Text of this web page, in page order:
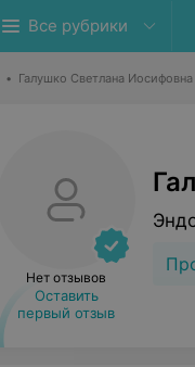
Все рубрики
• Галушко Светлана Иосифовна
Нет отзывов
Оставить
первый отзыв